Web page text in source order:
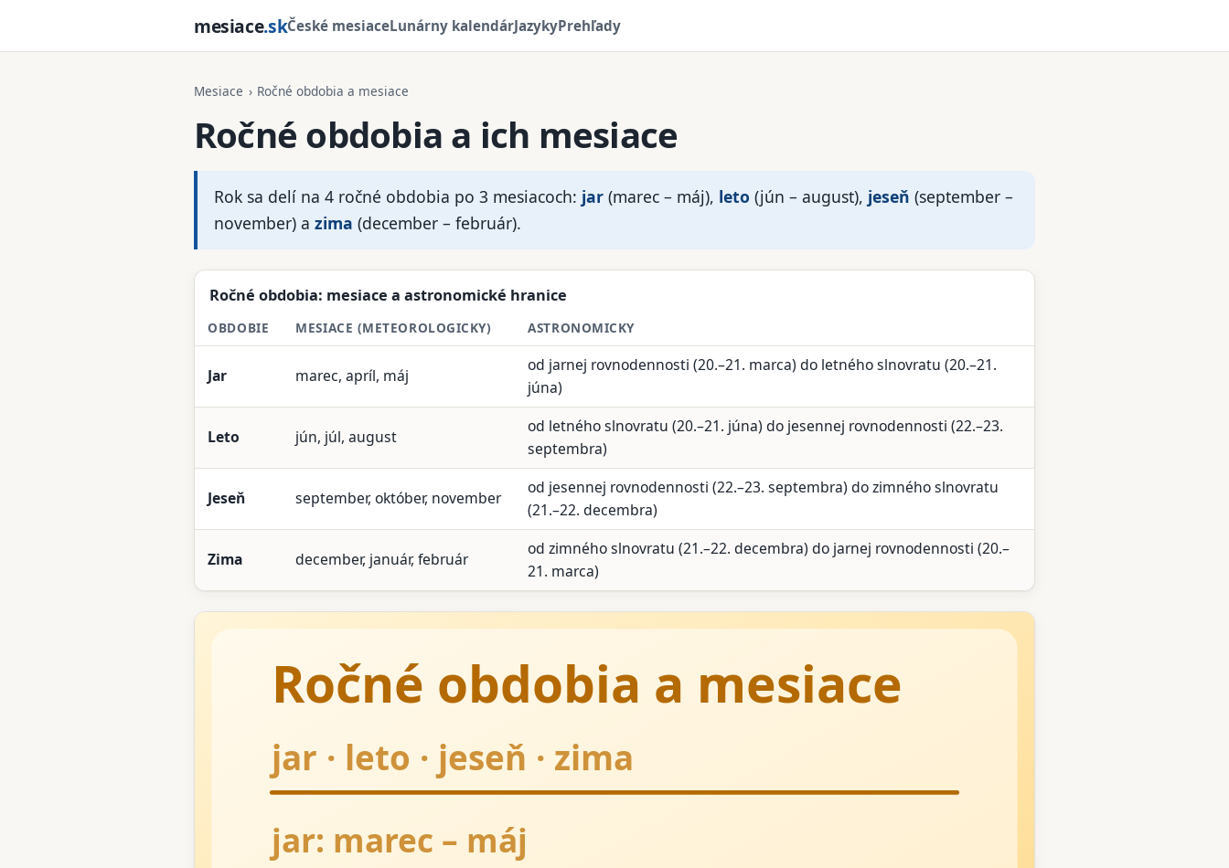
mesiace.skČeské mesiaceLunárny kalendárJazykyPrehľady
Mesiace › Ročné obdobia a mesiace
Ročné obdobia a ich mesiace
Rok sa delí na 4 ročné obdobia po 3 mesiacoch: jar(marec – máj), leto (jún – august), jeseň (september –
november) a zima (december – február).
Ročné obdobia: mesiace a astronomické hranice
OBDOBIE MESIACE (METEOROLOGICKY) ASTRONOMICKY
Jar marec, apríl, máj
od jarnej rovnodennosti (20.–21. marca) do letného slnovratu (20.–21.
júna)
Leto jún, júl, august
od letného slnovratu (20.–21. júna) do jesennej rovnodennosti (22.–23.
septembra)
Jeseň september, október, november
od jesennej rovnodennosti (22.–23. septembra) do zimného slnovratu
(21.–22. decembra)
Zima december, január, február
od zimného slnovratu (21.–22. decembra) do jarnej rovnodennosti (20.–
21. marca)